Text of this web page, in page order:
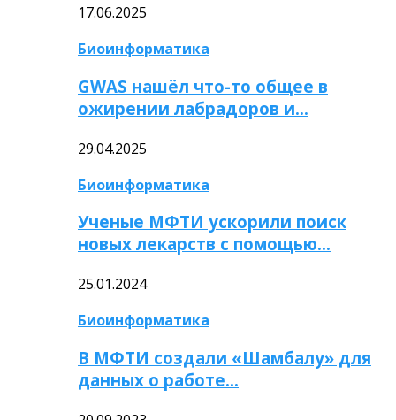
17.06.2025
Биоинформатика
GWAS нашёл что-то общее в
ожирении лабрадоров и…
29.04.2025
Биоинформатика
Ученые МФТИ ускорили поиск
новых лекарств с помощью…
25.01.2024
Биоинформатика
В МФТИ создали «Шамбалу» для
данных о работе…